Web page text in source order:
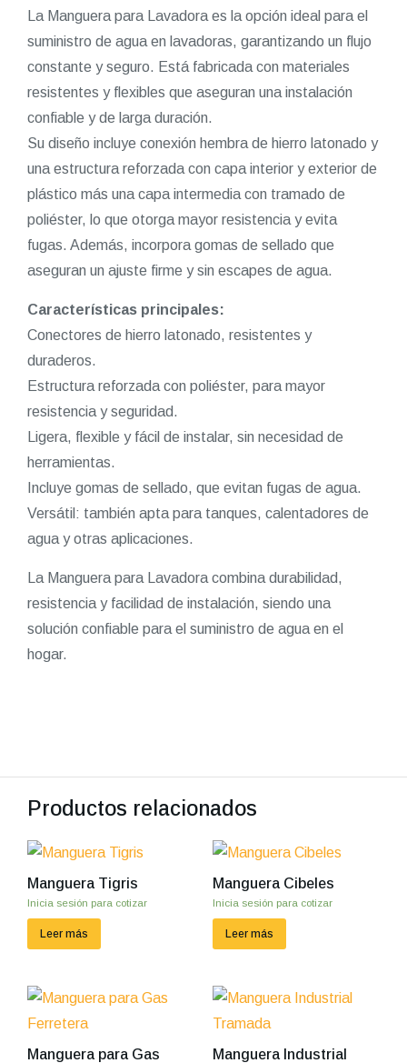
La Manguera para Lavadora es la opción ideal para el
suministro de agua en lavadoras, garantizando un flujo
constante y seguro. Está fabricada con materiales
resistentes y flexibles que aseguran una instalación
confiable y de larga duración.
Su diseño incluye conexión hembra de hierro latonado y
una estructura reforzada con capa interior y exterior de
plástico más una capa intermedia con tramado de
poliéster, lo que otorga mayor resistencia y evita
fugas. Además, incorpora gomas de sellado que
aseguran un ajuste firme y sin escapes de agua.
Características principales:
Conectores de hierro latonado, resistentes y
duraderos.
Estructura reforzada con poliéster, para mayor
resistencia y seguridad.
Ligera, flexible y fácil de instalar, sin necesidad de
herramientas.
Incluye gomas de sellado, que evitan fugas de agua.
Versátil: también apta para tanques, calentadores de
agua y otras aplicaciones.
La Manguera para Lavadora combina durabilidad,
resistencia y facilidad de instalación, siendo una
solución confiable para el suministro de agua en el
hogar.
Productos relacionados
Manguera Tigris
Inicia sesión para cotizar
Leer más
Manguera Cibeles
Inicia sesión para cotizar
Leer más
Manguera para Gas
Manguera Industrial